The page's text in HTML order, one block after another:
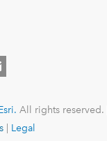
All rights reserved. |
Legal